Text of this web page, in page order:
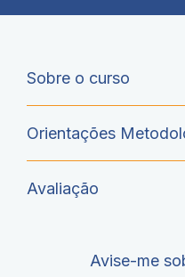
Sobre o curso
Orientações
Avaliação
Avise-me